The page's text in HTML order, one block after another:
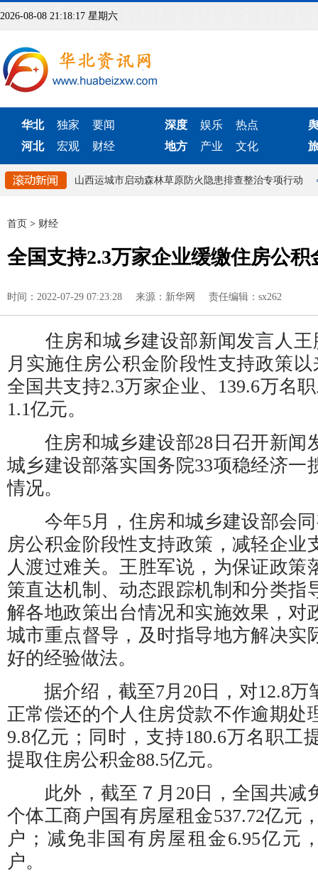
2026-08-08 21:18:17 星期六
华北 独家
要闻
河北
宏观 财经
深度 娱乐
热点
地方
产业 文化
响应机制 山西运城市启动森林草原防火隐患排查整治专项行动
首页 > 财经
全国支持2.3万家企业缓缴住房公积
时间：2022-07-29 07:23:28 来源：新华网 责任编辑：sx262
住房和城乡建设部新闻发言人王
月实施住房公积金阶段性支持政策
全国共支持2.3万家企业、139.6万名
1.1亿元。
住房和城乡建设部28日召开新闻
城乡建设部落实国务院33项稳经济一
情况。
今年5月，住房和城乡建设部会同
房公积金阶段性支持政策，减轻企业
人渡过难关。王胜军说，为保证政策
策直达机制、动态跟踪机制和分类指
解各地政策出台情况和实施效果，对
城市重点督导，及时指导地方解决实
好的经验做法。
据介绍，截至7月20日，对12.8万
正常偿还的个人住房贷款不作逾期处
9.8亿元；同时，支持180.6万名职工
提取住房公积金88.5亿元。
此外，截至７月20日，全国共减
个体工商户国有房屋租金537.72亿元
户；减免非国有房屋租金6.95亿元
户。